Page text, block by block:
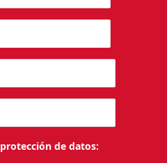
de datos: